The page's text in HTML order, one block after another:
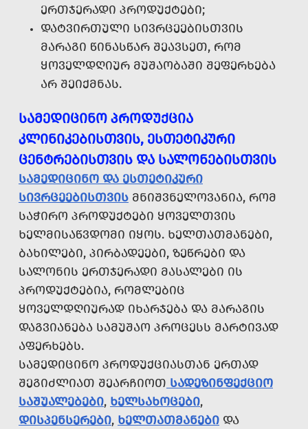
ᲔᲠᲗᲯᲔᲠᲐᲓᲘ ᲞᲠᲝᲓᲣᲥᲢᲔᲑᲘ;
ᲓᲐᲢᲕᲘᲠᲗᲣᲚᲘ ᲡᲘᲕᲠᲪᲔᲔᲑᲘᲡᲗᲕᲘᲡ
ᲛᲐᲠᲐᲒᲘ ᲬᲘᲜᲐᲡᲬᲐᲠ ᲨᲔᲐᲕᲡᲔᲗ, ᲠᲝᲛ
ᲧᲝᲕᲔᲚᲓᲦᲘᲣᲠ ᲛᲣᲨᲐᲝᲑᲐᲨᲘ ᲨᲔᲤᲔᲠᲮᲔᲑᲐ
ᲐᲠ ᲨᲔᲘᲥᲛᲜᲐᲡ.
ᲡᲐᲛᲔᲓᲘᲪᲘᲜᲝ ᲞᲠᲝᲓᲣᲥᲪᲘᲐ
ᲙᲚᲘᲜᲘᲙᲔᲑᲘᲡᲗᲕᲘᲡ, ᲔᲡᲗᲔᲢᲘᲙᲣᲠᲘ
ᲪᲔᲜᲢᲠᲔᲑᲘᲡᲗᲕᲘᲡ ᲓᲐ ᲡᲐᲚᲝᲜᲔᲑᲘᲡᲗᲕᲘᲡ
ᲡᲐᲛᲔᲓᲘᲪᲘᲜᲝ ᲓᲐ ᲔᲡᲗᲔᲢᲘᲙᲣᲠᲘ
ᲡᲘᲕᲠᲪᲔᲔᲑᲘᲡᲗᲕᲘᲡ ᲛᲜᲘᲨᲕᲜᲔᲚᲝᲕᲐᲜᲘᲐ, ᲠᲝᲛ
ᲡᲐᲭᲘᲠᲝ ᲞᲠᲝᲓᲣᲥᲢᲔᲑᲘ ᲧᲝᲕᲔᲚᲗᲕᲘᲡ
ᲮᲔᲚᲛᲘᲡᲐᲬᲕᲓᲝᲛᲘ ᲘᲧᲝᲡ. ᲮᲔᲚᲗᲐᲗᲛᲐᲜᲔᲑᲘ,
ᲑᲐᲮᲘᲚᲔᲑᲘ, ᲞᲘᲠᲑᲐᲓᲔᲔᲑᲘ, ᲖᲔᲬᲠᲔᲑᲘ ᲓᲐ
ᲡᲐᲚᲝᲜᲘᲡ ᲔᲠᲗᲯᲔᲠᲐᲓᲘ ᲛᲐᲡᲐᲚᲔᲑᲘ ᲘᲡ
ᲞᲠᲝᲓᲣᲥᲢᲔᲑᲘᲐ, ᲠᲝᲛᲚᲔᲑᲘᲪ
ᲧᲝᲕᲔᲚᲓᲦᲘᲣᲠᲐᲓ ᲘᲮᲐᲠᲯᲔᲑᲐ ᲓᲐ ᲛᲐᲠᲐᲒᲘᲡ
ᲓᲐᲒᲕᲘᲐᲜᲔᲑᲐ ᲡᲐᲛᲣᲨᲐᲝ ᲞᲠᲝᲪᲔᲡᲡ ᲛᲐᲠᲢᲘᲕᲐᲓ
ᲐᲤᲔᲠᲮᲔᲑᲡ.
ᲡᲐᲛᲔᲓᲘᲪᲘᲜᲝ ᲞᲠᲝᲓᲣᲥᲪᲘᲐᲡᲗᲐᲜ ᲔᲠᲗᲐᲓ
ᲨᲔᲒᲘᲫᲚᲘᲐᲗ ᲨᲔᲐᲠᲩᲘᲝᲗ ᲡᲐᲓᲔᲖᲘᲜᲤᲔᲥᲪᲘᲝ
ᲡᲐᲨᲣᲐᲚᲔᲑᲔᲑᲘ, ᲮᲔᲚᲡᲐᲮᲝᲪᲔᲑᲘ,
ᲓᲘᲡᲞᲔᲜᲡᲔᲠᲔᲑᲘ, ᲮᲔᲚᲗᲐᲗᲛᲐᲜᲔᲑᲘ ᲓᲐ